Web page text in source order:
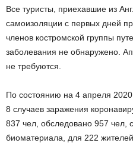
Все туристы, приехавшие из
самоизоляции с первых дней
членов костромской группы
заболевания не обнаружено.
не требуются.
По состоянию на 4 апреля
8 случаев заражения
837 чел, обследовано 957 чел,
биоматериала, для 222